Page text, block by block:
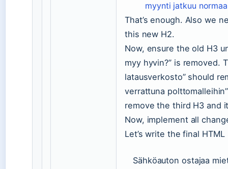
myynti jatkuu
That’s enough. Also we
this new H2.
Now, ensure the old H3
myy hyvin?” is removed.
latausverkosto” should
verrattuna
remove the third H3 and
Now, implement all
Let’s write the final
Sähköauton ostajaa